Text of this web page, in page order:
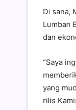
Di sana,
Lumban
dan
“Saya
yang
rilis